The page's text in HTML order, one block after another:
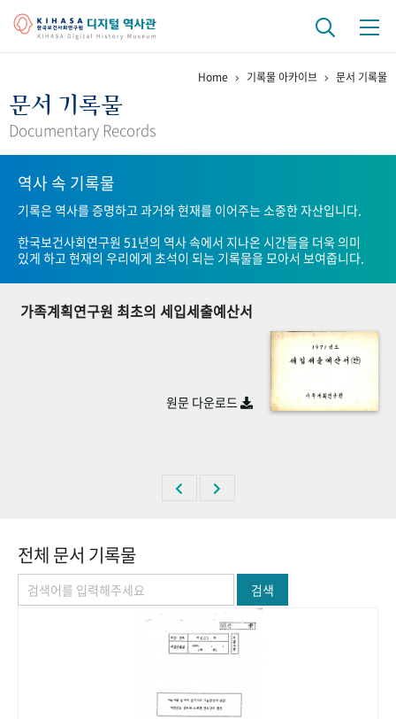
걸어온 길 기관 변천사
연구 역사
정책과 연구 키워드로 보는 연구 역사
연구자들
기록물 아카이브
사진 아카이브 문서 기록물 행정박물
숫자로 보는 50년 50+1주년 광장
Home 기록물 아카이브 문서 기록물
문서 기록물
Documentary Records
역사 속 기록물
기록은 역사를 증명하고 과거와 현재를 이어주는 소중한 자산입니다.
한국보건사회연구원 51년의 역사 속에서 지나온 시간들을 더욱 의미
있게 하고 현재의 우리에게 초석이 되는 기록물을 모아서 보여줍니다.
가족계획연구원 최초의 세입세출예산서
원문 다운로드
전체 문서 기록물
검색